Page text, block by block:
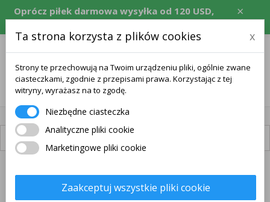
×
Oprócz piłek darmowa wysyłka od 120 USD,
równowartość w CZK, EUR, PLN, RON.
Dostępna dostawa
DARMOWA WYSYŁKA
Ta strona korzysta z plików cookies x
Strony te przechowują na Twoim urządzeniu pliki, ogólnie zwane
ciasteczkami, zgodnie z przepisami prawa. Korzystając z tej
witryny, wyrażasz na to zgodę.
Niezbędne ciasteczka
Analityczne pliki cookie
Marketingowe pliki cookie
Zaakceptuj wszystkie pliki cookie